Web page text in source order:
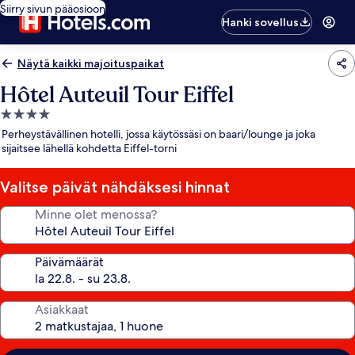
Siirry sivun pääosioon
Hanki sovellus
Näytä kaikki majoituspaikat
Hôtel Auteuil Tour Eiffel
4.0
tähden
majoituspaikka
Perheystävällinen hotelli, jossa käytössäsi on baari/lounge ja joka
sijaitsee lähellä kohdetta Eiffel-torni
Valitse päivät nähdäksesi hinnat
Minne olet menossa?
Päivämäärät
Asiakkaat